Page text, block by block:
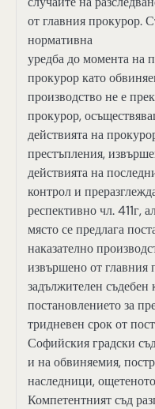
от главния прокурор.
нормативна
уредба до момента на
прокурор като
производство не е
прокурор,
действията на
престъпления,
действията на
контрол и
респективно чл.
място се предлага
наказателно
извършено от главния
задължителен съдебен
постановлението за
тридневен срок от
Софийския градски
и на обвиняемия,
наследници,
Компетентният съд